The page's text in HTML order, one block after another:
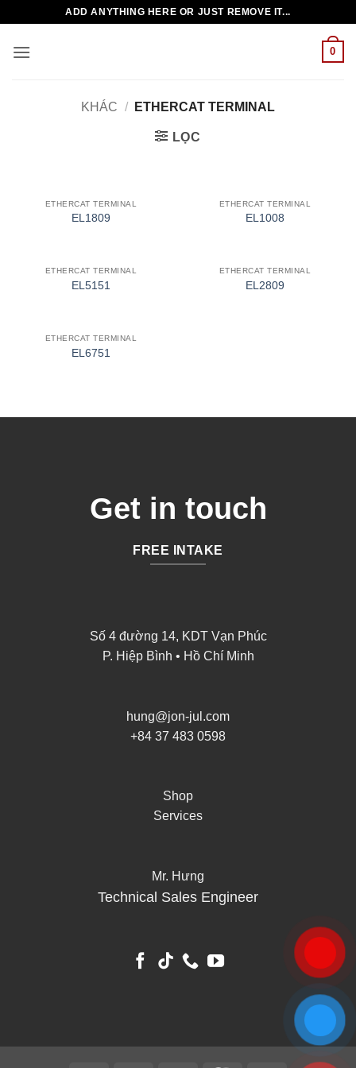
nội
ADD ANYTHING HERE OR JUST REMOVE IT...
0
KHÁC / ETHERCAT TERMINAL
LỌC
ETHERCAT TERMINAL
EL1809
ETHERCAT TERMINAL
EL1008
ETHERCAT TERMINAL
EL5151
ETHERCAT TERMINAL
EL2809
ETHERCAT TERMINAL
EL6751
Get in touch
FREE INTAKE
Số 4 đường 14, KDT Vạn Phúc
P. Hiệp Bình • Hồ Chí Minh
hung@jon-jul.com
+84 37 483 0598
Shop
Services
Mr. Hưng
Technical Sales Engineer